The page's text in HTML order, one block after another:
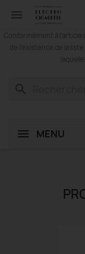

Conformément à
de l'existence de la
search
MENU